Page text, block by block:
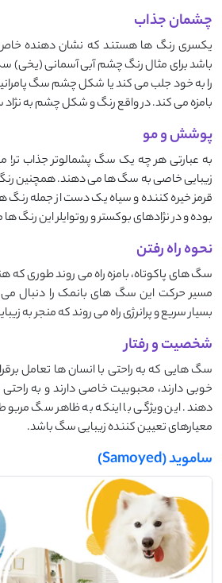
چشمان جذاب
یکسری رنگ ها هستند که نشان دهنده
باشد برای مثال رنگ چشم آبی آسمانی
را به خود جلب می کند یا شکل چشم سگ
بامزه می کند. در واقع رنگ و شکل چشم به
پوشش و مو
به عبارتی هر چه یک سگ پشمالوتر جذاب تر!
زیبایی خاصی به سگ ها می دهند. همچنین
قرمز خیره کننده و سیاه یک دست از جمله رنگ
بوده و در نژادهای بوکستر و روتوایلر این رنگ
نحوه راه رفتن
سگ های پاکوتاه، بامزه راه می روند طوری که
مسیر حرکت این سگ های بانمک را دنبال می
بسیار سریع و پرانرژی راه می روند که منجر به
شخصیت و رفتار
سگ هایی که به راحتی با انسان ها تعامل
خوبی دارند، محبوبیت خاصی دارند و به
دهند. این ویژگی با اینکه به ظاهر سگ
معیارهای تعیین کننده زیبایی سگ باشد.
ساموید (Samoyed)